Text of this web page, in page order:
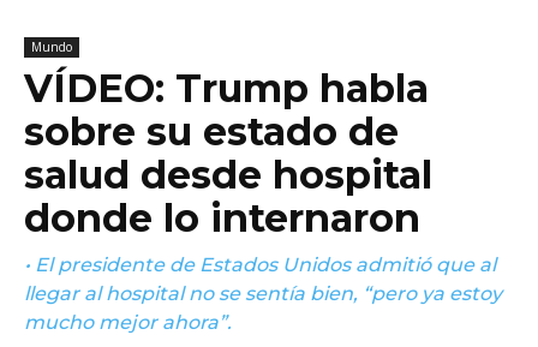
Mundo
VÍDEO: Trump habla
sobre su estado de
salud desde hospital
donde lo internaron
• El presidente de Estados Unidos admitió que al
llegar al hospital no se sentía bien, “pero ya estoy
mucho mejor ahora”.